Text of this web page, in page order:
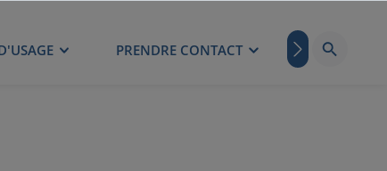
PRENDRE CONTACT BLOG